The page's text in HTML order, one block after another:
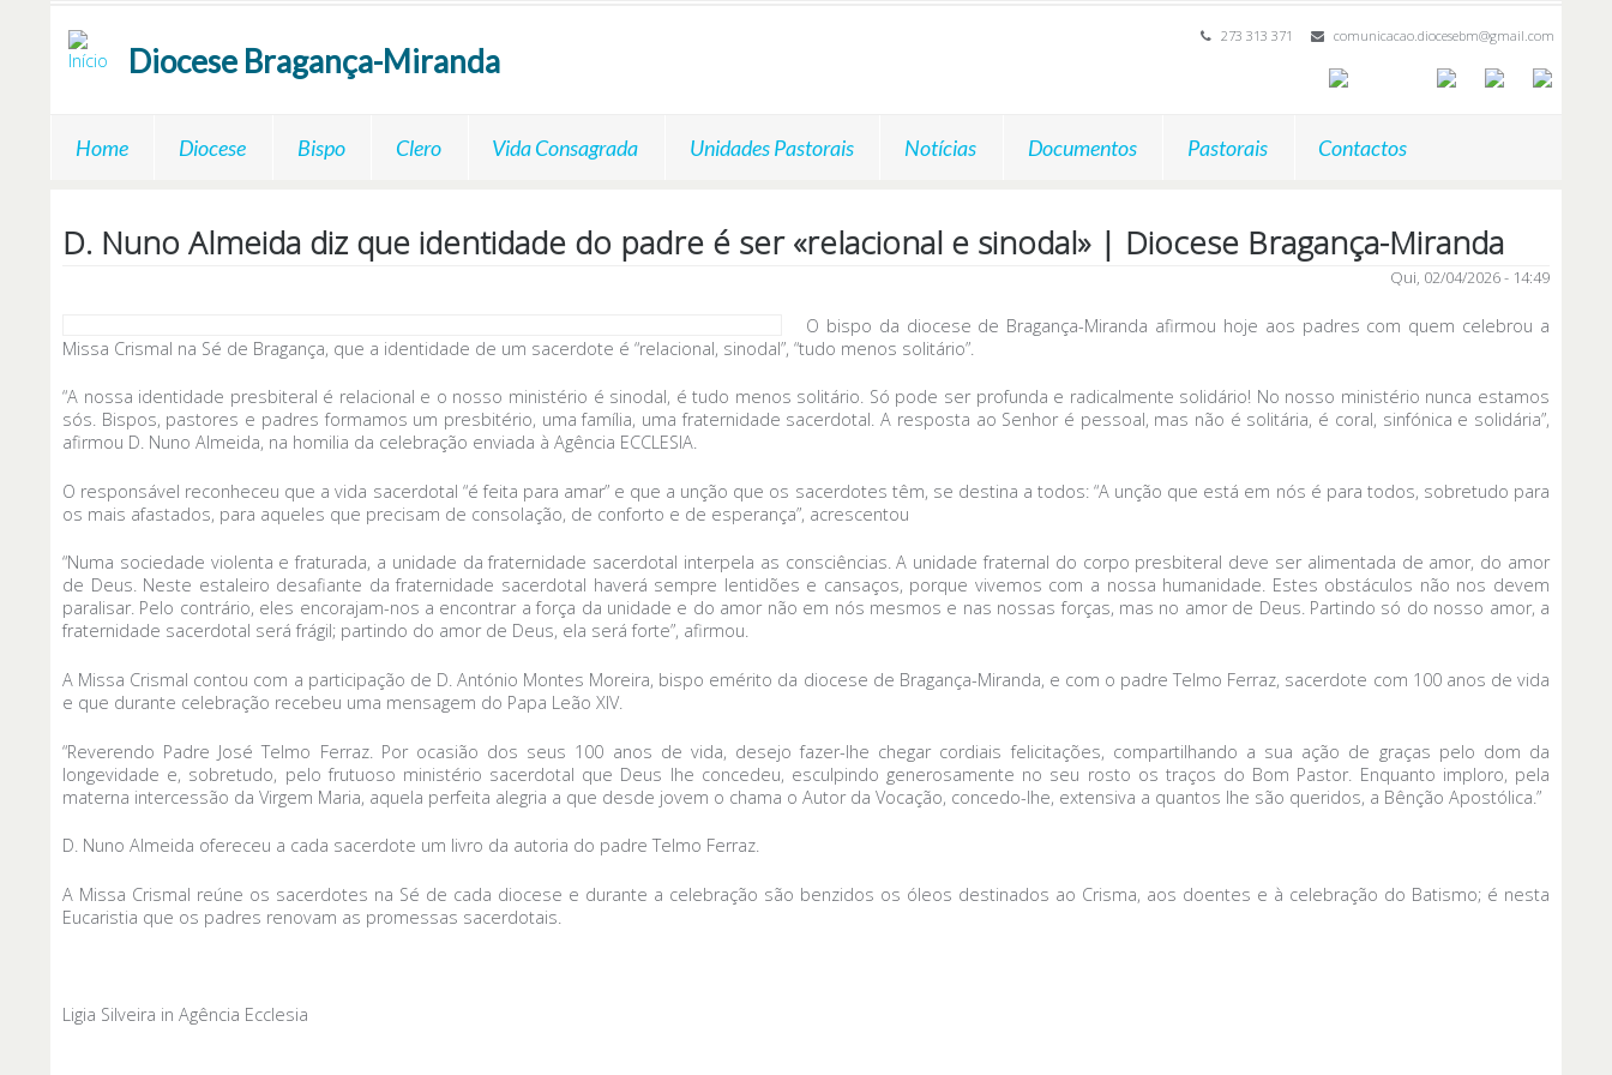
Diocese Bragança-Miranda
273 313 371 comunicacao.diocesebm@gmail.com
Home Diocese Bispo Clero Vida Consagrada Unidades Pastorais Notícias Documentos Pastorais Contactos
D. Nuno Almeida diz que identidade do padre é ser «relacional e sinodal» | Diocese Bragança-Miranda
Qui, 02/04/2026 - 14:49
O bispo da diocese de Bragança-Miranda afirmou hoje aos padres com quem celebrou a
Missa Crismal na Sé de Bragança, que a identidade de um sacerdote é “relacional, sinodal”, “tudo menos solitário”.
“A nossa identidade presbiteral é relacional e o nosso ministério é sinodal, é tudo menos solitário. Só pode ser profunda e radicalmente solidário! No nosso ministério nunca estamos
sós. Bispos, pastores e padres formamos um presbitério, uma família, uma fraternidade sacerdotal. A resposta ao Senhor é pessoal, mas não é solitária, é coral, sinfónica e solidária”,
afirmou D. Nuno Almeida, na homilia da celebração enviada à Agência ECCLESIA.
O responsável reconheceu que a vida sacerdotal “é feita para amar” e que a unção que os sacerdotes têm, se destina a todos: “A unção que está em nós é para todos, sobretudo para
os mais afastados, para aqueles que precisam de consolação, de conforto e de esperança”, acrescentou
“Numa sociedade violenta e fraturada, a unidade da fraternidade sacerdotal interpela as consciências. A unidade fraternal do corpo presbiteral deve ser alimentada de amor, do amor
de Deus. Neste estaleiro desafiante da fraternidade sacerdotal haverá sempre lentidões e cansaços, porque vivemos com a nossa humanidade. Estes obstáculos não nos devem
paralisar. Pelo contrário, eles encorajam-nos a encontrar a força da unidade e do amor não em nós mesmos e nas nossas forças, mas no amor de Deus. Partindo só do nosso amor, a
fraternidade sacerdotal será frágil; partindo do amor de Deus, ela será forte”, afirmou.
A Missa Crismal contou com a participação de D. António Montes Moreira, bispo emérito da diocese de Bragança-Miranda, e com o padre Telmo Ferraz, sacerdote com 100 anos de vida
e que durante celebração recebeu uma mensagem do Papa Leão XIV.
“Reverendo Padre José Telmo Ferraz. Por ocasião dos seus 100 anos de vida, desejo fazer-lhe chegar cordiais felicitações, compartilhando a sua ação de graças pelo dom da
longevidade e, sobretudo, pelo frutuoso ministério sacerdotal que Deus lhe concedeu, esculpindo generosamente no seu rosto os traços do Bom Pastor. Enquanto imploro, pela
materna intercessão da Virgem Maria, aquela perfeita alegria a que desde jovem o chama o Autor da Vocação, concedo-lhe, extensiva a quantos lhe são queridos, a Bênção Apostólica.”
D. Nuno Almeida ofereceu a cada sacerdote um livro da autoria do padre Telmo Ferraz.
A Missa Crismal reúne os sacerdotes na Sé de cada diocese e durante a celebração são benzidos os óleos destinados ao Crisma, aos doentes e à celebração do Batismo; é nesta
Eucaristia que os padres renovam as promessas sacerdotais.
Ligia Silveira in Agência Ecclesia